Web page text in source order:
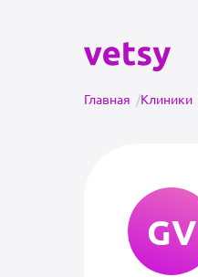
Главная /Клиники
GV